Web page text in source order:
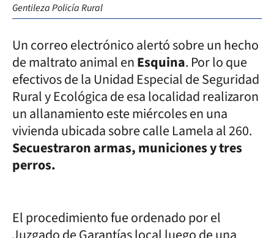
Gentileza Policía Rural
Un correo electrónico alertó sobre un hecho
de maltrato animal enEsquina. Por lo que
efectivos de la Unidad Especial de Seguridad
Rural y Ecológica de esa localidad realizaron
un allanamiento este miércoles en una
vivienda ubicada sobre calle Lamela al 260.
Secuestraron armas, municiones y tres
perros.
El procedimiento fue ordenado por el